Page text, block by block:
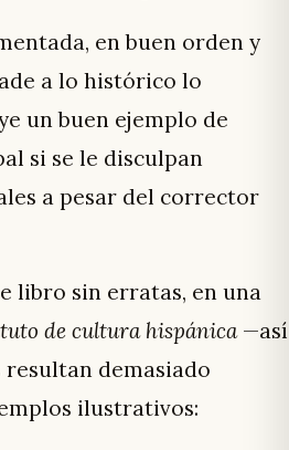
en buen orden y
a lo histórico lo
un buen ejemplo de
si se le disculpan
a pesar del corrector
libro sin erratas, en una
de cultura hispánica—así
demasiado
ilustrativos: